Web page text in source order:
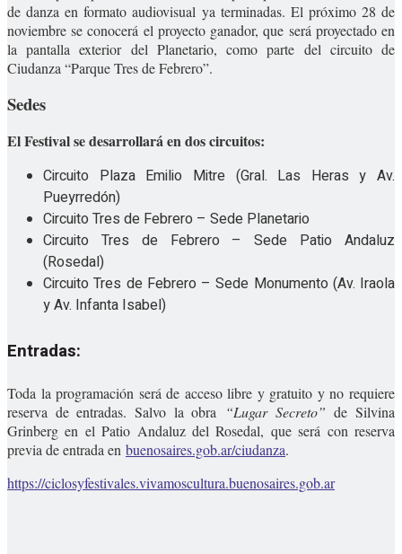
de danza en formato audiovisual ya terminadas. El próximo 28 de
noviembre se conocerá el proyecto ganador, que será proyectado en
la pantalla exterior del Planetario, como parte del circuito de
Ciudanza “Parque Tres de Febrero”.
Sedes
El Festival se desarrollará en dos circuitos:
Circuito Plaza Emilio Mitre (Gral. Las Heras y Av.
Pueyrredón)
Circuito Tres de Febrero – Sede Planetario
Circuito Tres de Febrero – Sede Patio Andaluz
(Rosedal)
Circuito Tres de Febrero – Sede Monumento (Av. Iraola
y Av. Infanta Isabel)
Entradas:
Toda la programación será de acceso libre y gratuito y no requiere
reserva de entradas. Salvo la obra “Lugar Secreto” de Silvina
Grinberg en el Patio Andaluz del Rosedal, que será con reserva
previa de entrada en buenosaires.gob.ar/ciudanza.
https://ciclosyfestivales.vivamoscultura.buenosaires.gob.ar